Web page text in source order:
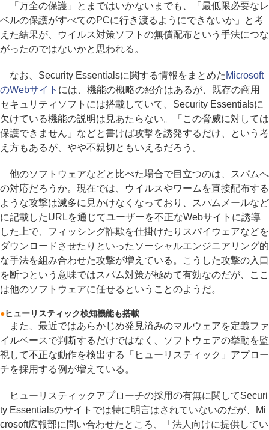
「万全の保護」とまではいかないまでも、「最低限必要なレ
ベルの保護がすべてのPCに行き渡るようにできないか」と考
えた結果が、ウイルス対策ソフトの無償配布という手法につな
がったのではないかと思われる。
なお、Security Essentialsに関する情報をまとめた Microsoft
のWebサイト には、機能の概略の紹介はあるが、既存の商用
セキュリティソフトには搭載していて、Security Essentialsに
欠けている機能の説明は見あたらない。「この脅威に対しては
保護できません」などと書けば攻撃を誘発するだけ、という考
え方もあるが、やや不親切ともいえるだろう。
他のソフトウェアなどと比べた場合で目立つのは、スパムへ
の対応だろうか。現在では、ウイルスやワームを直接配布する
ような攻撃は滅多に見かけなくなっており、スパムメールなど
に記載したURLを通じてユーザーを不正なWebサイトに誘導
した上で、フィッシング詐欺を仕掛けたりスパイウェアなどを
ダウンロードさせたりといったソーシャルエンジニアリング的
な手法を組み合わせた攻撃が増えている。こうした攻撃の入口
を断つという意味ではスパム対策が極めて有効なのだが、ここ
は他のソフトウェアに任せるということのようだ。
●ヒューリスティック検知機能も搭載
また、最近ではあらかじめ発見済みのマルウェアを定義ファ
イルベースで判断するだけではなく、ソフトウェアの挙動を監
視して不正な動作を検出する「ヒューリスティック」アプロー
チを採用する例が増えている。
ヒューリスティックアプローチの採用の有無に関してSecuri
ty Essentialsのサイトでは特に明言はされていないのだが、Mi
crosoft広報部に問い合わせたところ、「法人向けに提供してい